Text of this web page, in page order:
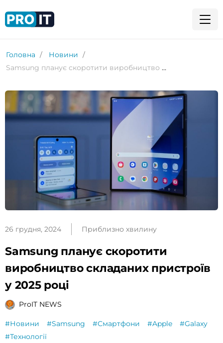
Головна
Новини
Samsung планує скоротити виробництво складаних пристроїв у 2025 році
26 грудня, 2024 Приблизно хвилину
Samsung планує скоротити
виробництво складаних пристроїв
у 2025 році
ProIT NEWS
#Новини #Samsung #Смартфони #Apple
#Galaxy
#Технології